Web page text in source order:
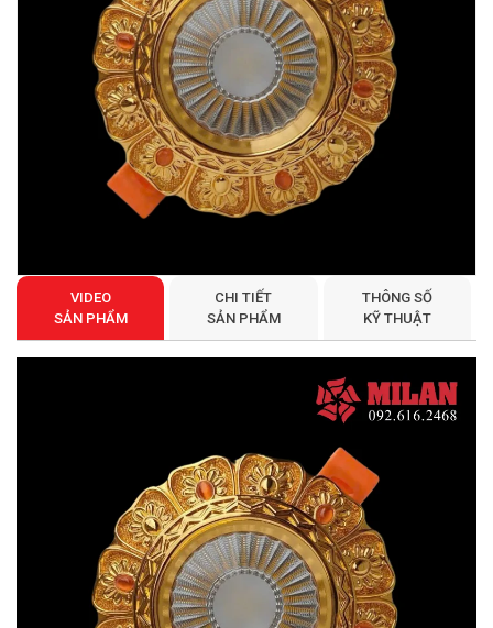
VIDEO
SẢN PHẨM
CHI TIẾT
SẢN PHẨM
THÔNG SỐ
KỸ THUẬT